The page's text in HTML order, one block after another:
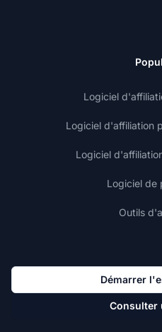
Logiciel
Logiciel d'affiliation
Logiciel
Logiciel de
Outils
Démarrer
Consulter